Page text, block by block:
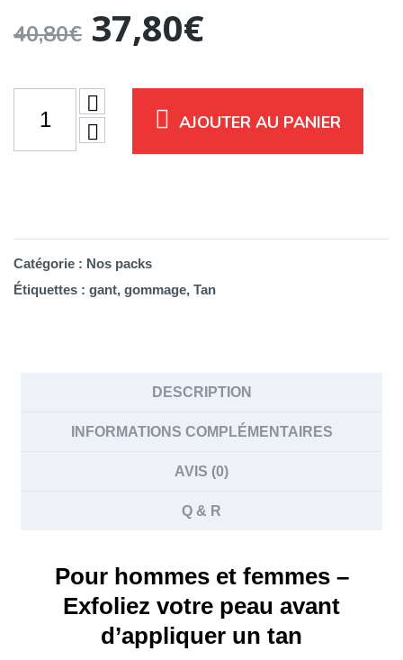
40,80€ Le
initial
était :
37,80€
actuel
est :
AJOUTER AU PANIER
Catégorie : Nos packs
Étiquettes : gant, gommage, Tan
DESCRIPTION
INFORMATIONS COMPLÉMENTAIRES
AVIS (0)
Q & R
Pour hommes et femmes –
Exfoliez votre peau avant
d’appliquer un tan